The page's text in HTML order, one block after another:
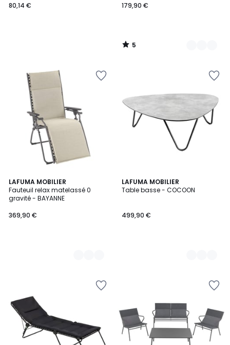
80,14 €
179,90 €
5
/
LAFUMA MOBILIER
Fauteuil relax matelassé 0
gravité - BAYANNE
369,90 €
2
Couleurs
LAFUMA MOBILIER
Table basse - COCOON
499,90 €
2
Couleurs